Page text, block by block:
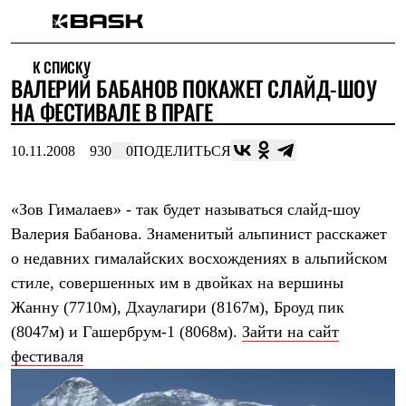
Интернет-магазин
Мужская одежда
Утепленная пухом
Куртки
Жилеты
Куртки
Штормовая одежда
Куртки
Софтшелл одежда
Куртки
Брюки
Флисовая одежда
Куртки
Жилеты
К СПИСКУ
ВАЛЕРИЙ БАБАНОВ ПОКАЖЕТ СЛАЙД-ШОУ
НА ФЕСТИВАЛЕ В ПРАГЕ
10.11.2008 930 0ПОДЕЛИТЬСЯ
«Зов Гималаев» - так будет называться слайд-шоу
Валерия Бабанова. Знаменитый альпинист расскажет
о недавних гималайских восхождениях в альпийском
стиле, совершенных им в двойках на вершины
Жанну (7710м), Дхаулагири (8167м), Броуд пик
(8047м) и Гашербрум-1 (8068м). Зайти на сайт
фестиваля